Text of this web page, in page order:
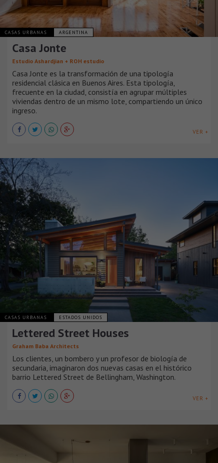
CASAS URBANAS ARGENTINA
Casa Jonte
Estudio Ashardjian + ROH estudio
Casa Jonte es la transformación de una tipología
residencial clásica en Buenos Aires. Esta tipología,
frecuente en la ciudad, consistía en agrupar múltiples
viviendas dentro de un mismo lote, compartiendo un único
ingreso.
VER +
CASAS URBANAS ESTADOS UNIDOS
Lettered Street Houses
Graham Baba Architects
Los clientes, un bombero y un profesor de biología de
secundaria, imaginaron dos nuevas casas en el histórico
barrio Lettered Street de Bellingham, Washington.
VER +